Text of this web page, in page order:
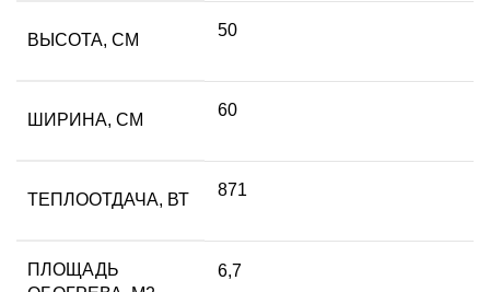
ВЫСОТА, СМ
50
ШИРИНА, СМ
60
ТЕПЛООТДАЧА, ВТ
871
ПЛОЩАДЬ
6,7